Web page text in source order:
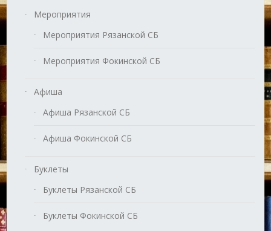
Мероприятия
Мероприятия Рязанской СБ
Мероприятия Фокинской СБ
Афиша
Афиша Рязанской СБ
Афиша Фокинской СБ
Буклеты
Буклеты Рязанской СБ
Буклеты Фокинской СБ